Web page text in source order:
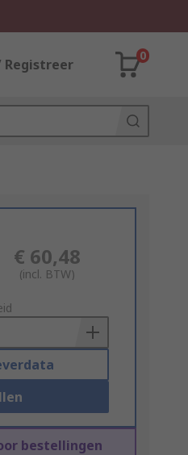
Registreer
0
€ 60,48
(incl. BTW)
bestellingen